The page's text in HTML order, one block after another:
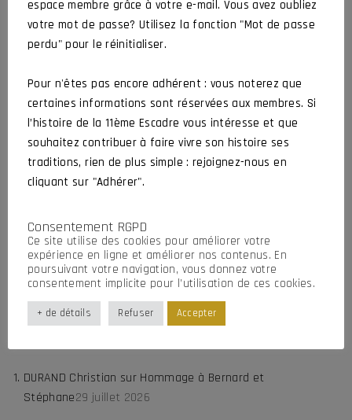
CROCHARD Jean-Luc
26 juillet 2026
Actualités Article
Hommage à Bernard et Stéphane
CROCHARD Jean-Luc
2 juillet 2026
Actualités Organisé par l’amicale
CROCHARD Jean-Luc
Actualités
Assemblée Générale
DERNIERS COMMENTAIRES
DURAND Christian sur Hommage à Bernard et
Stéphane29 juillet 2026
espace membre grâce à votre e-mail. Vous avez oubliez
votre mot de passe? Utilisez la fonction "Mot de passe
perdu" pour le réinitialiser.
Pour n'êtes pas encore adhérent : vous noterez que
certaines informations sont réservées aux membres. Si
l’histoire de la 11ème Escadre vous intéresse et que
souhaitez contribuer à faire vivre son histoire ses
traditions, rien de plus simple : rejoignez-nous en
cliquant sur "Adhérer".
Consentement RGPD
Ce site utilise des cookies pour améliorer votre
expérience en ligne et améliorer nos contenus. En
poursuivant votre navigation, vous donnez votre
consentement implicite pour l’utilisation de ces cookies.
+ de détails Refuser Accepter